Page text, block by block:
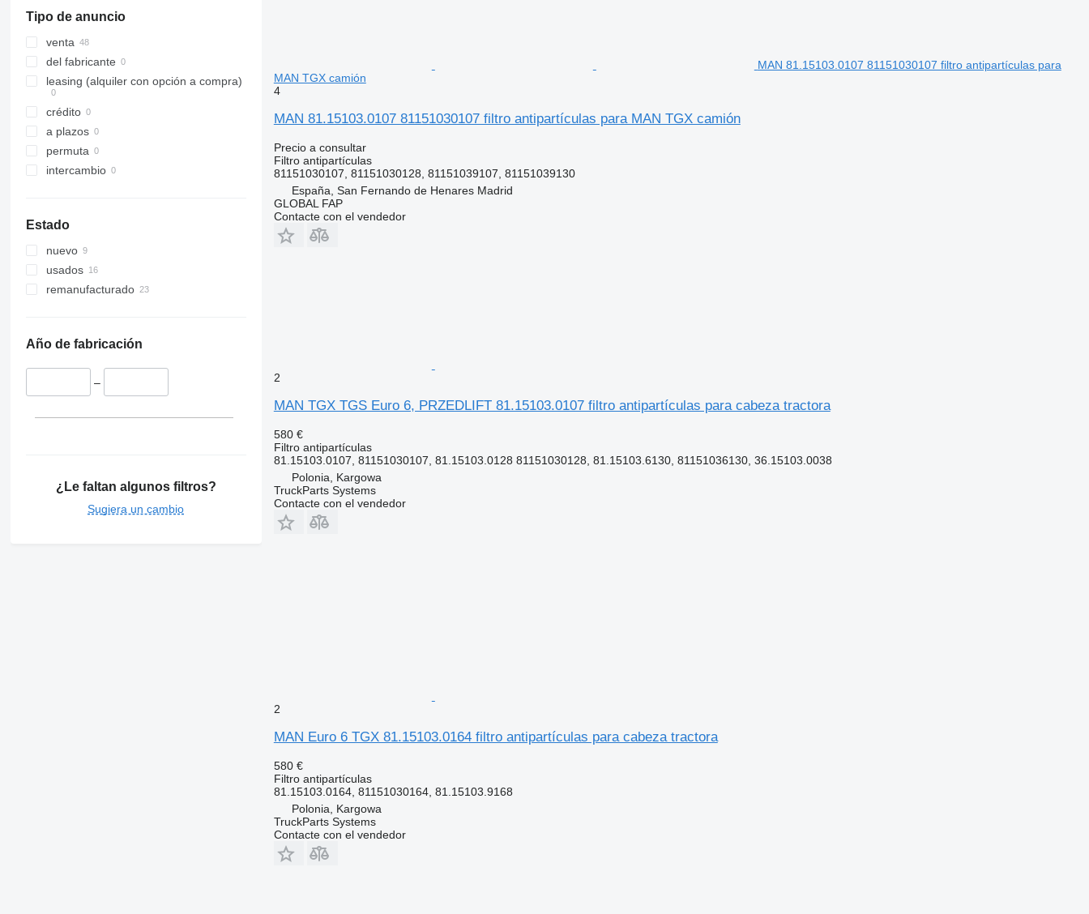
Tipo de anuncio
venta
del fabricante
leasing (alquiler con opción a compra)
crédito
a plazos
permuta
intercambio
Estado
nuevo
usados
remanufacturado
Año de fabricación
–
¿Le faltan algunos filtros?
Sugiera un cambio
MAN 81.15103.0107 81151030107 filtro antipartículas para
MAN TGX camión
4
MAN 81.15103.0107 81151030107 filtro antipartículas para MAN TGX camión
Precio a consultar
Filtro antipartículas
81151030107, 81151030128, 81151039107, 81151039130
España, San Fernando de Henares Madrid
GLOBAL FAP
Contacte con el vendedor
2
MAN TGX TGS Euro 6, PRZEDLIFT 81.15103.0107 filtro antipartículas para cabeza tractora
580 €
Filtro antipartículas
81.15103.0107, 81151030107, 81.15103.0128 81151030128, 81.15103.6130, 81151036130, 36.15103.0038
Polonia, Kargowa
TruckParts Systems
Contacte con el vendedor
2
MAN Euro 6 TGX 81.15103.0164 filtro antipartículas para cabeza tractora
580 €
Filtro antipartículas
81.15103.0164, 81151030164, 81.15103.9168
Polonia, Kargowa
TruckParts Systems
Contacte con el vendedor